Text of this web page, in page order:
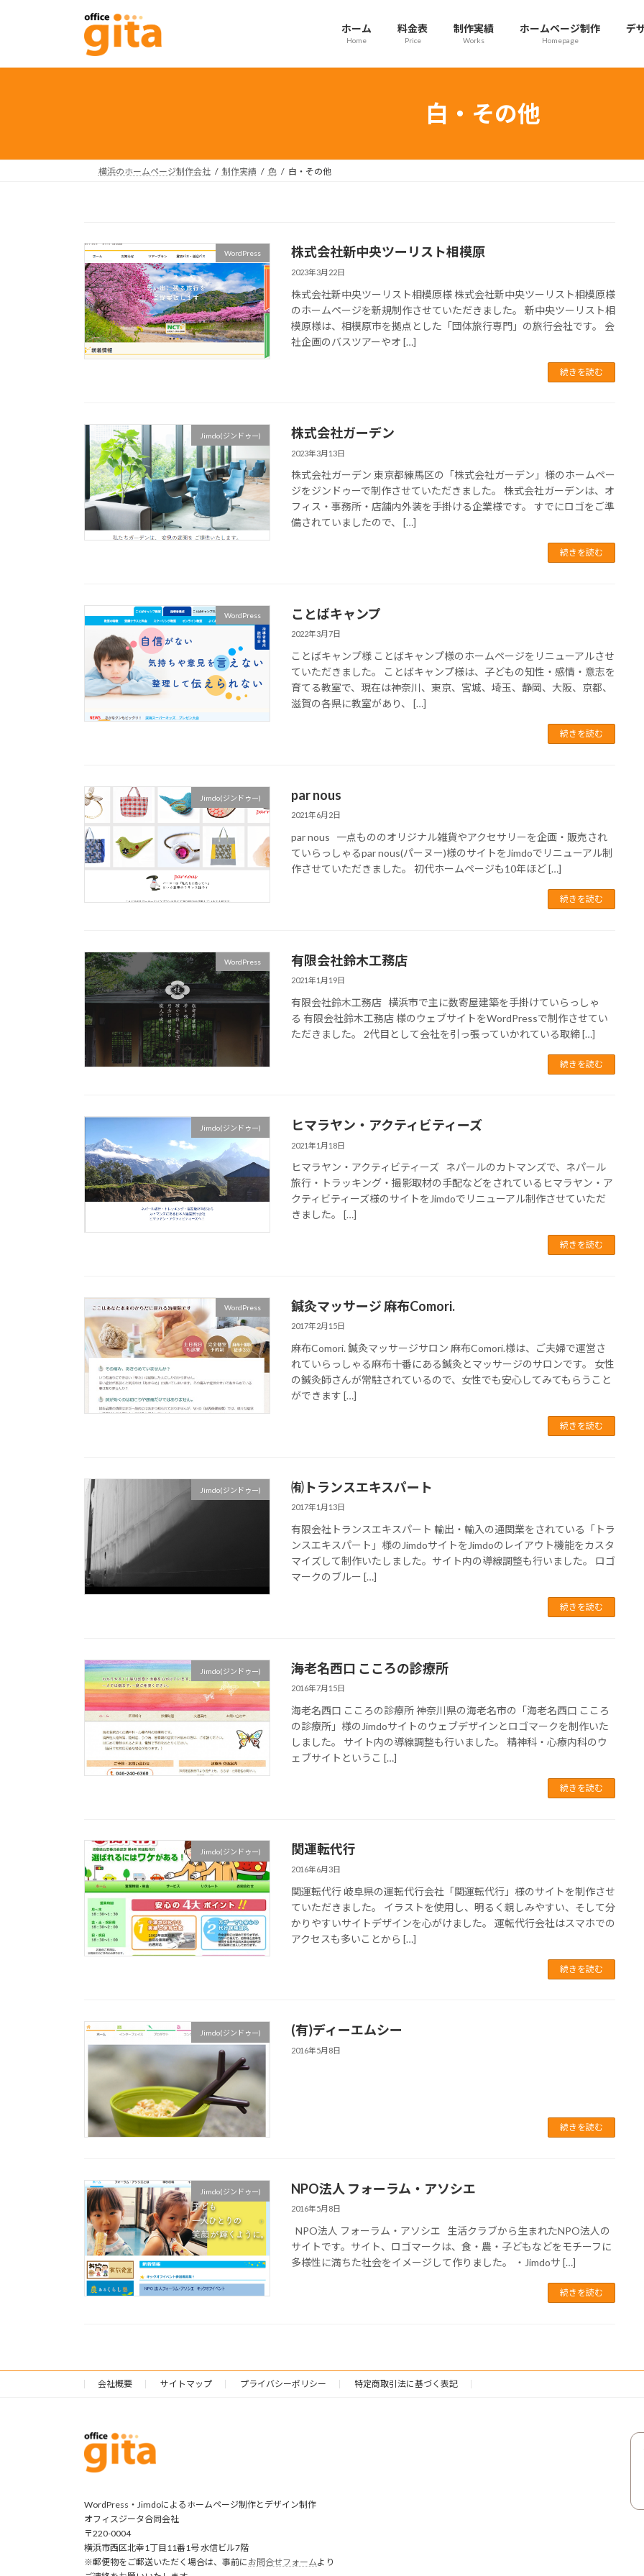
プ
動
ホーム
Home
料金表
Price
制作実績
Works
ホームページ制作
Homepage
デ
白・その他
横浜のホームページ制作会社 制作実績 色 白・その他
WordPress 株式会社新中央ツーリスト相模原
2023年3月22日
株式会社新中央ツーリスト相模原様 株式会社新中央ツーリスト相模原様
のホームページを新規制作させていただきました。 新中央ツーリスト相
模原様は、相模原市を拠点とした「団体旅行専門」の旅行会社です。 会
社企画のバスツアーやオ […]
続きを読む
Jimdo(ジンドゥー) 株式会社ガーデン
2023年3月13日
株式会社ガーデン 東京都練馬区の「株式会社ガーデン」様のホームペー
ジをジンドゥーで制作させていただきました。 株式会社ガーデンは、オ
フィス・事務所・店舗内外装を手掛ける企業様です。 すでにロゴをご準
備されていましたので、 […]
続きを読む
WordPress ことばキャンプ
2022年3月7日
ことばキャンプ様 ことばキャンプ様のホームページをリニューアルさせ
ていただきました。 ことばキャンプ様は、子どもの知性・感情・意志を
育てる教室で、現在は神奈川、東京、宮城、埼玉、静岡、大阪、京都、
滋賀の各県に教室があり、 […]
続きを読む
Jimdo(ジンドゥー) par nous
2021年6月2日
par nous 一点もののオリジナル雑貨やアクセサリーを企画・販売され
ていらっしゃるpar nous(パーヌー)様のサイトをJimdoでリニューアル制
作させていただきました。 初代ホームページも10年ほど […]
続きを読む
WordPress 有限会社鈴木工務店
2021年1月19日
有限会社鈴木工務店 横浜市で主に数寄屋建築を手掛けていらっしゃ
る 有限会社鈴木工務店 様のウェブサイトをWordPressで制作させてい
ただきました。 2代目として会社を引っ張っていかれている取締 […]
続きを読む
Jimdo(ジンドゥー) ヒマラヤン・アクティビティーズ
2021年1月18日
ヒマラヤン・アクティビティーズ ネパールのカトマンズで、ネパール
旅行・トラッキング・撮影取材の手配などをされているヒマラヤン・ア
クティビティーズ様のサイトをJimdoでリニューアル制作させていただ
きました。 […]
続きを読む
WordPress 鍼灸マッサージ 麻布Comori.
2017年2月15日
麻布Comori. 鍼灸マッサージサロン 麻布Comori.様は、ご夫婦で運営さ
れていらっしゃる麻布十番にある鍼灸とマッサージのサロンです。 女性
の鍼灸師さんが常駐されているので、女性でも安心してみてもらうこと
ができます […]
続きを読む
Jimdo(ジンドゥー) ㈲トランスエキスパート
2017年1月13日
有限会社トランスエキスパート 輸出・輸入の通関業をされている「トラ
ンスエキスパート」様のJimdoサイトをJimdoのレイアウト機能をカスタ
マイズして制作いたしました。サイト内の導線調整も行いました。 ロゴ
マークのブルー […]
続きを読む
Jimdo(ジンドゥー) 海老名西口 こころの診療所
2016年7月15日
海老名西口 こころの診療所 神奈川県の海老名市の「海老名西口 こころ
の診療所」様のJimdoサイトのウェブデザインとロゴマークを制作いた
しました。 サイト内の導線調整も行いました。 精神科・心療内科のウ
ェブサイトというこ […]
続きを読む
Jimdo(ジンドゥー) 関運転代行
2016年6月3日
関運転代行 岐阜県の運転代行会社「関運転代行」様のサイトを制作させ
ていただきました。 イラストを使用し、明るく親しみやすい、そして分
かりやすいサイトデザインを心がけました。 運転代行会社はスマホでの
アクセスも多いことから […]
続きを読む
Jimdo(ジンドゥー) (有)ディーエムシー
2016年5月8日
続きを読む
Jimdo(ジンドゥー) NPO法人 フォーラム・アソシエ
2016年5月8日
NPO法人 フォーラム・アソシエ 生活クラブから生まれたNPO法人の
サイトです。サイト、ロゴマークは、食・農・子どもなどをモチーフに
多様性に満ちた社会をイメージして作りました。 ・Jimdoサ […]
続きを読む
会社概要 サイトマップ プライバシーポリシー 特定商取引法に基づく表記
WordPress・Jimdoによるホームページ制作とデザイン制作
オフィスジータ合同会社
〒220-0004
横浜市西区北幸1丁目11番1号 水信ビル7階
※郵便物をご郵送いただく場合は、事前に お問合せフォームより